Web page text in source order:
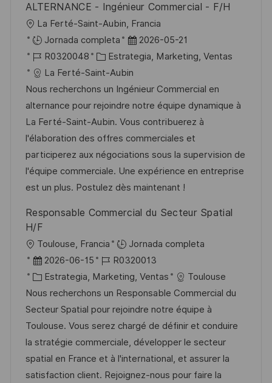
l
i
c
a
c
i
ó
n
ALTERNANCE - Ingénieur Commercial - F/H
U
b
c
a
c
i
ó
n
La Ferté-Saint-Aubin, Francia
Jornada completa
F
e
c
h
a
d
e
p
u
b
i
2026-05-21
I
D
d
e
e
m
p
l
e
R0320048
C
a
t
e
g
o
r
í
a
Estrategia, Marketing, Ventas
La Ferté-Saint-Aubin
Nous recherchons un Ingénieur Commercial en
alternance pour rejoindre notre équipe dynamique à
La Ferté-Saint-Aubin. Vous contribuerez à
l'élaboration des offres commerciales et
participerez aux négociations sous la supervision de
l'équipe commerciale. Une expérience en entreprise
est un plus. Postulez dès maintenant !
Responsable Commercial du Secteur Spatial
H/F
U
b
c
a
c
i
ó
n
Toulouse, Francia
Jornada completa
F
e
c
h
a
d
e
p
2026-06-15
I
D
d
e
e
m
p
R0320013
C
a
t
e
g
o
r
Estrategia, Marketing, Ventas
Toulouse
Nous recherchons un Responsable Commercial du
Secteur Spatial pour rejoindre notre équipe à
Toulouse. Vous serez chargé de définir et conduire
la stratégie commerciale, développer le secteur
spatial en France et à l'international, et assurer la
satisfaction client. Rejoignez-nous pour faire la